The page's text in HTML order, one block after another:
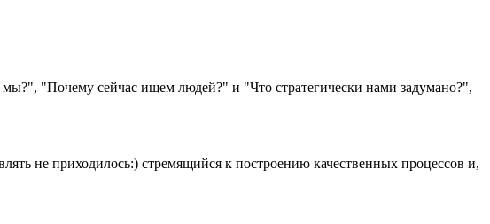
"Почему сейчас ищем людей?" и "Что стратегически нами задумано?",
не приходилось:) стремящийся к построению качественных процессов и,